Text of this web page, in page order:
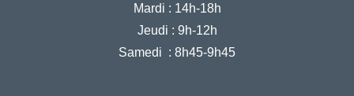
Mardi : 14h-18h
Jeudi : 9h-12h
Samedi : 8h45-9h45